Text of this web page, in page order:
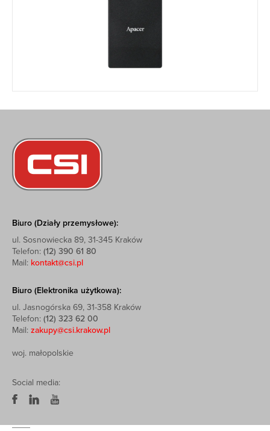
Biuro (Działy przemysłowe):
ul. Sosnowiecka 89, 31-345 Kraków
Telefon: (12) 390 61 80
Mail: kontakt@csi.pl
Biuro (Elektronika użytkowa):
ul. Jasnogórska 69, 31-358 Kraków
Telefon: (12) 323 62 00
Mail: zakupy@csi.krakow.pl
woj. małopolskie
Social media: